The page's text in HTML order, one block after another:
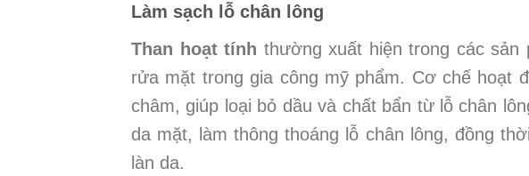
Làm sạch lỗ chân lông
Than hoạt tính thường xuất hiện trong các
rửa mặt trong gia công mỹ phẩm. Cơ chế hoạt
châm, giúp loại bỏ dầu và chất bẩn từ lỗ chân
da mặt, làm thông thoáng lỗ chân lông, đồng
làn da.